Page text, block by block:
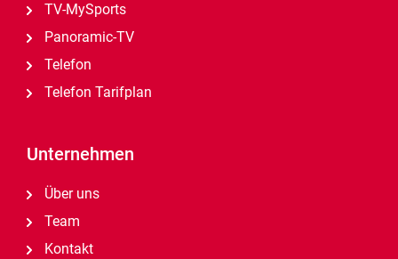
TV-MySports
Panoramic-TV
Telefon
Telefon Tarifplan
Unternehmen
Über uns
Team
Kontakt